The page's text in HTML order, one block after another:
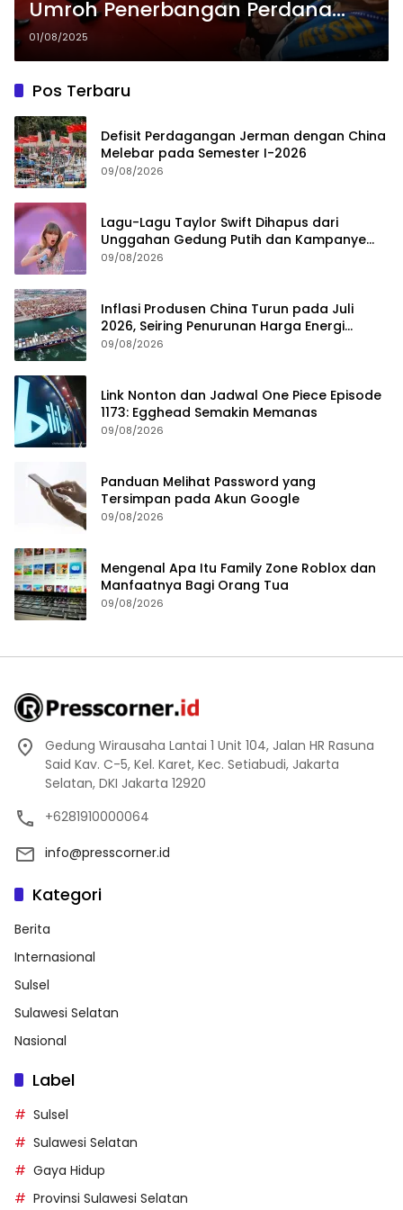
Umroh Penerbangan Perdana
Lion Air Aceh-Jeddah
01/08/2025
Pos Terbaru
Defisit Perdagangan Jerman dengan China
Melebar pada Semester I-2026
09/08/2026
Lagu-Lagu Taylor Swift Dihapus dari
Unggahan Gedung Putih dan Kampanye
Trump
09/08/2026
Inflasi Produsen China Turun pada Juli
2026, Seiring Penurunan Harga Energi
Global
09/08/2026
Link Nonton dan Jadwal One Piece Episode
1173: Egghead Semakin Memanas
09/08/2026
Panduan Melihat Password yang
Tersimpan pada Akun Google
09/08/2026
Mengenal Apa Itu Family Zone Roblox dan
Manfaatnya Bagi Orang Tua
09/08/2026
Gedung Wirausaha Lantai 1 Unit 104, Jalan HR Rasuna
Said Kav. C-5, Kel. Karet, Kec. Setiabudi, Jakarta
Selatan, DKI Jakarta 12920
+6281910000064
info@presscorner.id
Kategori
Berita
Internasional
Sulsel
Sulawesi Selatan
Nasional
Label
Sulsel
Sulawesi Selatan
Gaya Hidup
Provinsi Sulawesi Selatan